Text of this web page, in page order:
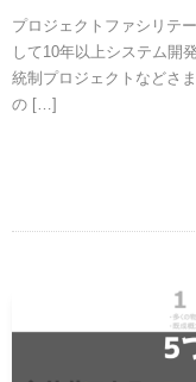
プロジェクトファシリテ
して10年以上システム開
統制プロジェクトなどさ
の […]